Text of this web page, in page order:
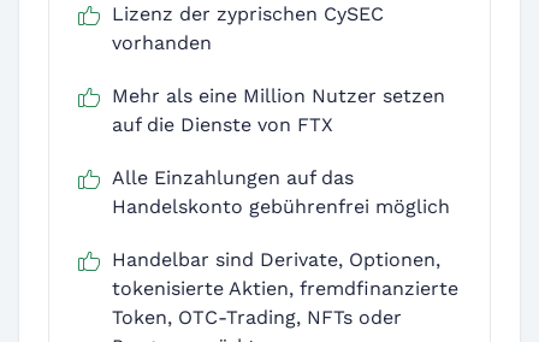
Lizenz der zyprischen CySEC
vorhanden
Mehr als eine Million Nutzer setzen
auf die Dienste von FTX
Alle Einzahlungen auf das
Handelskonto gebührenfrei möglich
Handelbar sind Derivate, Optionen,
tokenisierte Aktien, fremdfinanzierte
Token, OTC-Trading, NFTs oder